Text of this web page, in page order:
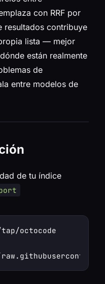
con RRF por
resultados contribuye
lista — mejor
están realmente
de
entre modelos de
de tu índice